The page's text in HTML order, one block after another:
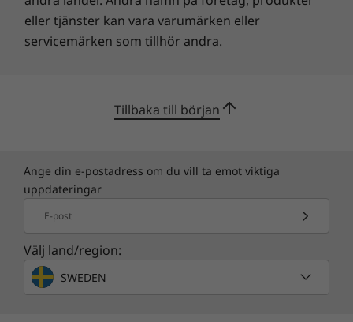
SATA-baserad SSD*.
läs-/skrivprestanda i tio appar. PCIe NVME-
baserad SSD är en tillvalskonfiguration.
eller tjänster kan vara varumärken eller
servicemärken som tillhör andra.
Tillbaka till början
Ange din e-postadress om du vill ta emot viktiga
uppdateringar
E-post
Välj land/region:
SWEDEN